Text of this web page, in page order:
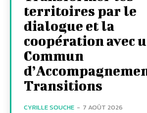
territoires par le
dialogue et la
coopération avec
Commun
Transitions
CYRILLE SOUCHE - 7 AOÛT 2026